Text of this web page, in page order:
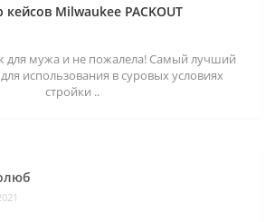
кейсов Milwaukee PACKOUT
для мужа и не пожалела! Самый лучший
использования в суровых условиях
стройки ..